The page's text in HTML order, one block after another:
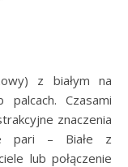
z białym na
Czasami
znaczenia
pari – Białe z
lub połączenie